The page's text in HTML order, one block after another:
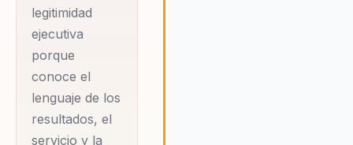
enlazan cultura,
liderazgo,
satisfacción del
cliente y resultados.
Esa experiencia lo
llevó a defender
legitimidad
ejecutiva
porque
conoce el
lenguaje de los
resultados, el
servicio y la